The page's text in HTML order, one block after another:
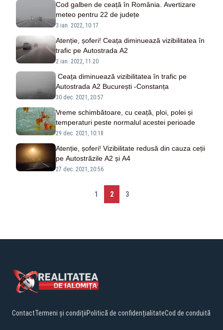
Cod galben de ceață în România. Avertizare
meteo pentru 22 de județe
3 ian. 2022, 10:17
Atenție, șoferi! Ceața diminuează vizibilitatea în
trafic pe Autostrada A2
2 ian. 2022, 11:20
Ceața diminuează vizibilitatea în trafic pe
Autostrada A2 București -Constanța
30 dec. 2021, 20:57
Vreme schimbătoare, cu ceață, ploi, polei și
temperaturi peste normalul acestei perioade
29 dec. 2021, 10:18
Atenție, șoferi! Vizibilitate redusă din cauza ceții
pe Autostrăzile A2 și A4
27 dec. 2021, 20:56
1 2 3
ContactTermeni și condițiiPolitică de confidențialitateCod de conduită